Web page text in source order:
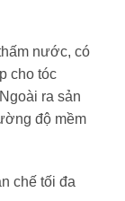
nước, có
cho tóc
ra sản
độ mềm
chế tối đa